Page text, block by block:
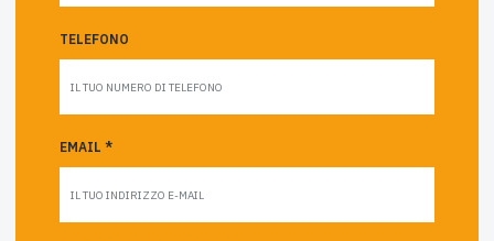
TELEFONO
EMAIL *